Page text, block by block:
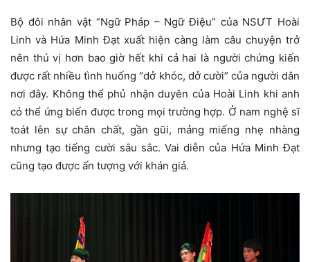
Bộ đôi nhân vật “Ngữ Pháp – Ngữ Điệu” của NSƯT Hoài
Linh và Hứa Minh Đạt xuất hiện càng làm câu chuyện trở
nên thú vị hơn bao giờ hết khi cả hai là người chứng kiến
được rất nhiều tình huống “dở khóc, dở cười” của người dân
nơi đây. Không thể phủ nhận duyên của Hoài Linh khi anh
có thể ứng biến được trong mọi trường hợp. Ở nam nghệ sĩ
toát lên sự chân chất, gần gũi, mảng miếng nhẹ nhàng
nhưng tạo tiếng cười sâu sắc. Vai diễn của Hứa Minh Đạt
cũng tạo được ấn tượng với khán giả.